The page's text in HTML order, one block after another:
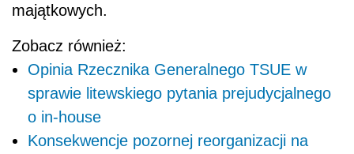
majątkowych.
Zobacz również:
Opinia Rzecznika Generalnego TSUE w
sprawie litewskiego pytania prejudycjalnego
o in-house
Konsekwencje pozornej reorganizacji na